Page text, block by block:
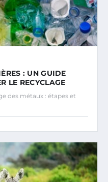
: UN GUIDE
LE RECYCLAGE
des métaux : étapes et